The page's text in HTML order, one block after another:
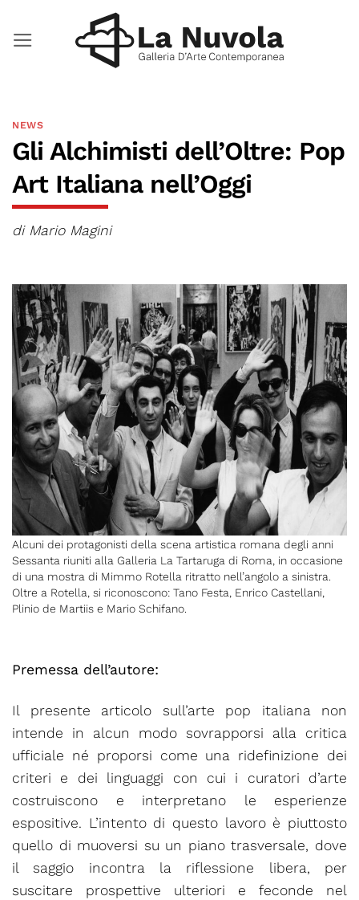
NEWS
Gli Alchimisti dell’Oltre: Pop
Art Italiana nell’Oggi
di Mario Magini
Alcuni dei protagonisti della scena artistica romana degli anni
Sessanta riuniti alla Galleria La Tartaruga di Roma, in occasione
di una mostra di Mimmo Rotella ritratto nell’angolo a sinistra.
Oltre a Rotella, si riconoscono: Tano Festa, Enrico Castellani,
Plinio de Martiis e Mario Schifano.
Premessa dell’autore:
Il presente articolo sull’arte pop italiana non
intende in alcun modo sovrapporsi alla critica
ufficiale né proporsi come una ridefinizione dei
criteri e dei linguaggi con cui i curatori d’arte
costruiscono e interpretano le esperienze
espositive. L’intento di questo lavoro è piuttosto
quello di muoversi su un piano trasversale, dove
il saggio incontra la riflessione libera, per
suscitare prospettive ulteriori e feconde nel